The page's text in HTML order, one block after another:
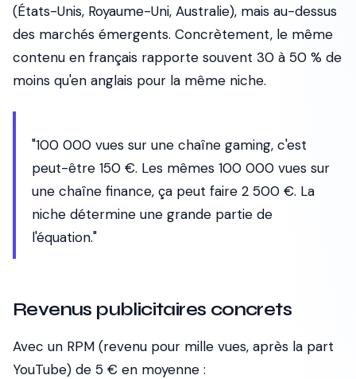
(États-Unis, Royaume-Uni, Australie), mais au-dessus
des marchés émergents. Concrètement, le même
contenu en français rapporte souvent 30 à 50 % de
moins qu'en anglais pour la même niche.
"100 000 vues sur une chaîne gaming, c'est
peut-être 150 €. Les mêmes 100 000 vues sur
une chaîne finance, ça peut faire 2 500 €. La
niche détermine une grande partie de
l'équation."
Revenus publicitaires concrets
Avec un RPM (revenu pour mille vues, après la part
YouTube) de 5 € en moyenne :